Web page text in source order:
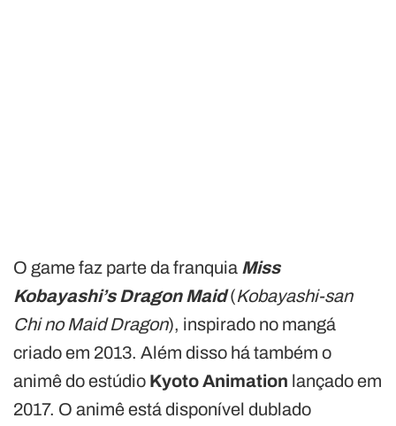
O game faz parte da franquia Miss
Kobayashi’s Dragon Maid (Kobayashi-san
Chi no Maid Dragon), inspirado no mangá
criado em 2013. Além disso há também o
animê do estúdio Kyoto Animation lançado em
2017. O animê está disponível dublado